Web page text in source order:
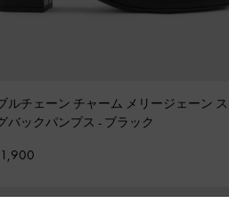
ルチェーン チャーム メリージェーン ス
バックパンプス - ブラック